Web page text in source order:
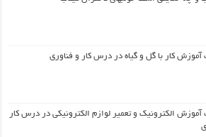
کار با گل و گیاه در درس کار و فناوری
الکترونیک و تعمیر لوازم الکترونیکی در درس کار